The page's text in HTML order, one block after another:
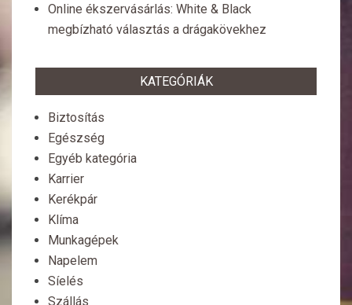
Online ékszervásárlás: White & Black
megbízható választás a drágakövekhez
KATEGÓRIÁK
Biztosítás
Egészség
Egyéb kategória
Karrier
Kerékpár
Klíma
Munkagépek
Napelem
Síelés
Szállás